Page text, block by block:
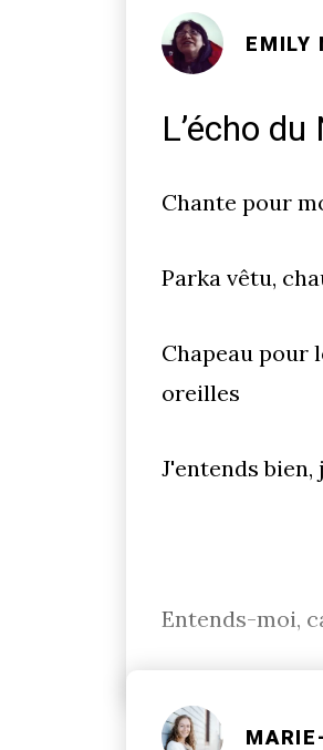
EMILY
L’écho du
Chante pour
Parka vêtu,
Chapeau pour
oreilles
J'entends
Entends-moi,